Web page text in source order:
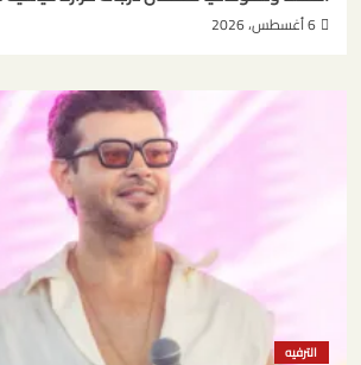
6 أغسطس، 2026
الترفيه